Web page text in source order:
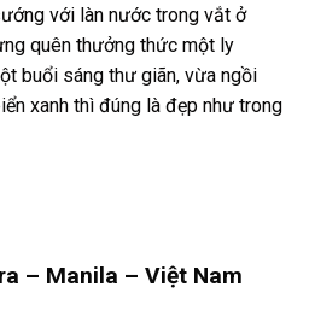
với làn nước trong vắt ở
quên thưởng thức một ly
buổi sáng thư giãn, vừa ngồi
xanh thì đúng là đẹp như trong
– Manila – Việt Nam